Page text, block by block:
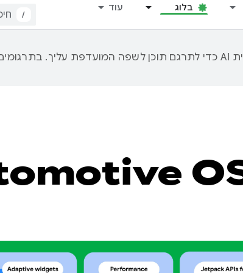
בלוג עוד
/